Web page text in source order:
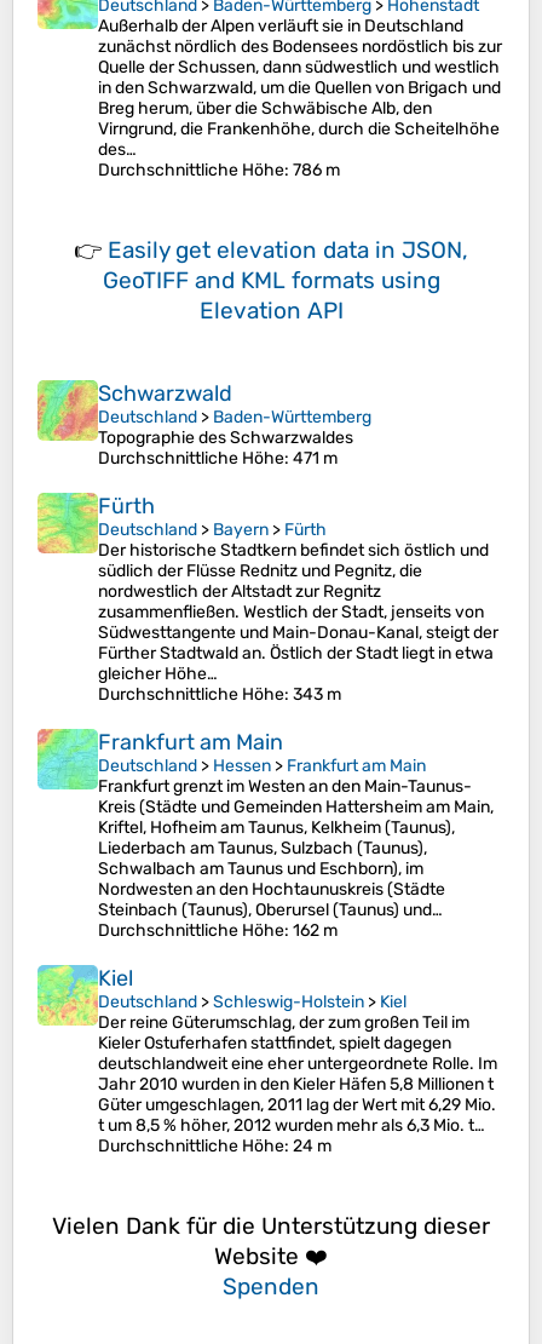
Deutschland > Baden-Württemberg > Hohenstadt
Außerhalb der Alpen verläuft sie in Deutschland
zunächst nördlich des Bodensees nordöstlich bis zur
Quelle der Schussen, dann südwestlich und westlich
in den Schwarzwald, um die Quellen von Brigach und
Breg herum, über die Schwäbische Alb, den
Virngrund, die Frankenhöhe, durch die Scheitelhöhe
des…
Durchschnittliche Höhe: 786 m
👉 Easily get elevation data in JSON,
GeoTIFF and KML formats using
Elevation API
Schwarzwald
Deutschland > Baden-Württemberg
Topographie des Schwarzwaldes
Durchschnittliche Höhe: 471 m
Fürth
Deutschland > Bayern > Fürth
Der historische Stadtkern befindet sich östlich und
südlich der Flüsse Rednitz und Pegnitz, die
nordwestlich der Altstadt zur Regnitz
zusammenfließen. Westlich der Stadt, jenseits von
Südwesttangente und Main-Donau-Kanal, steigt der
Fürther Stadtwald an. Östlich der Stadt liegt in etwa
gleicher Höhe…
Durchschnittliche Höhe: 343 m
Frankfurt am Main
Deutschland > Hessen > Frankfurt am Main
Frankfurt grenzt im Westen an den Main-Taunus-
Kreis (Städte und Gemeinden Hattersheim am Main,
Kriftel, Hofheim am Taunus, Kelkheim (Taunus),
Liederbach am Taunus, Sulzbach (Taunus),
Schwalbach am Taunus und Eschborn), im
Nordwesten an den Hochtaunuskreis (Städte
Steinbach (Taunus), Oberursel (Taunus) und…
Durchschnittliche Höhe: 162 m
Kiel
Deutschland >Schleswig-Holstein > Kiel
Der reine Güterumschlag, der zum großen Teil im
Kieler Ostuferhafen stattfindet, spielt dagegen
deutschlandweit eine eher untergeordnete Rolle. Im
Jahr 2010 wurden in den Kieler Häfen 5,8 Millionen t
Güter umgeschlagen, 2011 lag der Wert mit 6,29 Mio.
t um 8,5 % höher, 2012 wurden mehr als 6,3 Mio. t…
Durchschnittliche Höhe: 24 m
Vielen Dank für die Unterstützung dieser
Website ❤️
Spenden